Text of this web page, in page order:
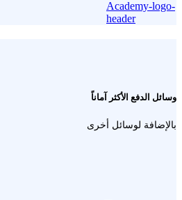
وسائل الدفع الأكثر آماناً
بالإضافة لوسائل أخرى